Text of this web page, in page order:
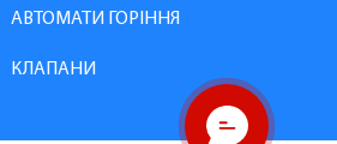
АВТОМАТИ ГОРІННЯ
КЛАПАНИ